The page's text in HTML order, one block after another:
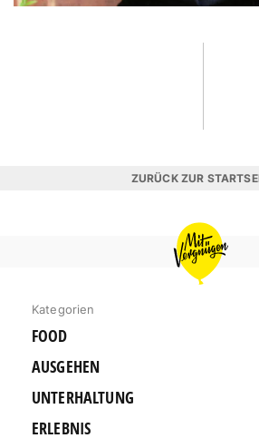
ZURÜCK ZUR
MIT
VERGNÜGEN
BERLIN
Kategorien
FOOD
AUSGEHEN
UNTERHALTUNG
ERLEBNIS